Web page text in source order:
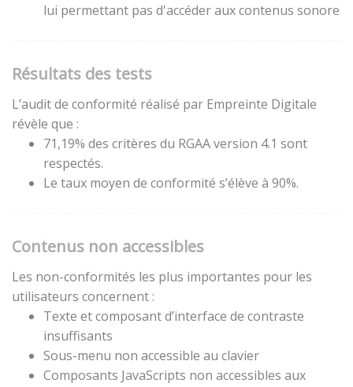
lui permettant pas d'accéder aux contenus sonore
Résultats des tests
L’audit de conformité réalisé par Empreinte Digitale
révèle que :
71,19% des critères du RGAA version 4.1 sont
respectés.
Le taux moyen de conformité s’élève à 90%.
Contenus non accessibles
Les non-conformités les plus importantes pour les
utilisateurs concernent :
Texte et composant d’interface de contraste
insuffisants
Sous-menu non accessible au clavier
Composants JavaScripts non accessibles aux